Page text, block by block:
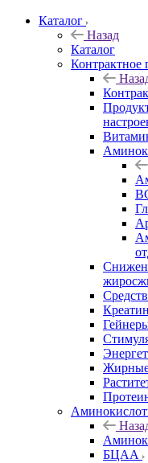
Каталог
Назад
Каталог
Контрактное
Креатин
БЦАА